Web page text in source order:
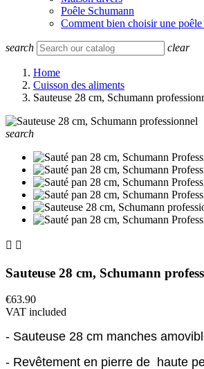
Poêle Schumann
Comment bien choisir une
search clear
Home
Cuisson des aliments
Sauteuse 28 cm, Schumann
search
 
Sauteuse 28 cm, Schumann
€63.90
VAT included
- Sauteuse 28 cm manches
- Revêtement en pierre de haute